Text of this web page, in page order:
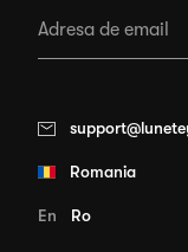
Romania
En Ro